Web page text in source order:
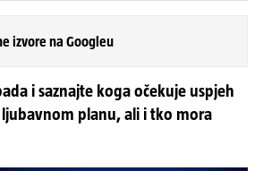
izvore na Googleu
i saznajte koga očekuje uspjeh
planu, ali i tko mora